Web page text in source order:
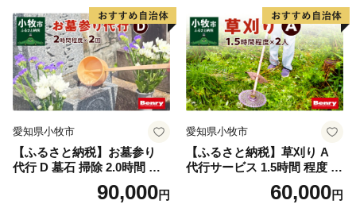
洋型墓石 デザイン墓石 愛知
県 小牧市
石 デザイン墓石 愛知県 小牧
市
愛知県小牧市
【ふるさと納税】お墓参り
代行 D 墓石 掃除 2.0時間 程
度 × 2回 お参り 献花 献香 雑
草 除去 処分 草抜き 清掃 お
90,000円
愛知県小牧市
【ふるさと納税】草刈り A
代行サービス 1.5時間 程度 2
人作業 伐採 低草木 剪定 ゴミ
拾い 清掃 雑草 除去 除草 作
60,000円